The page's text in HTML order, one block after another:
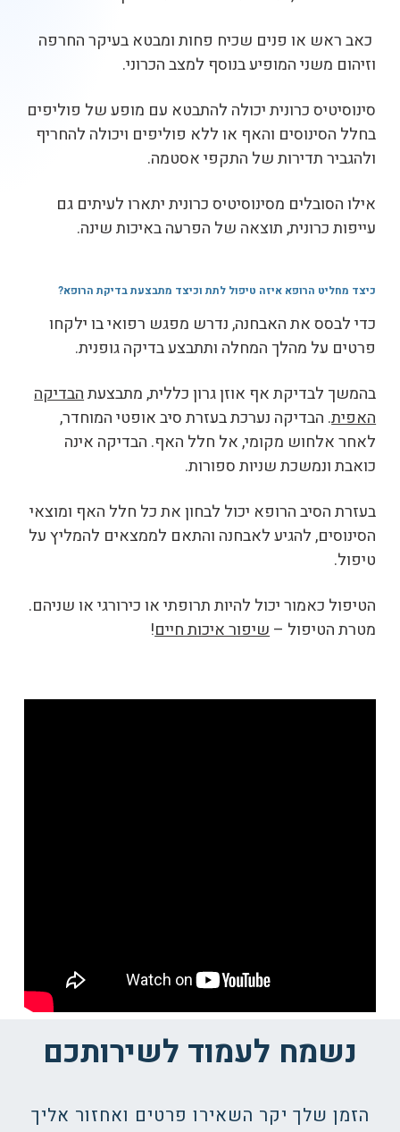
כאב ראש או פנים שכיח פחות ומבטא בעיקר החרפה
וזיהום משני המופיע בנוסף למצב הכרוני.
סינוסיטיס כרונית יכולה להתבטא עם מופע של פוליפים
בחלל הסינוסים והאף או ללא פוליפים ויכולה להחריף
ולהגביר תדירות של התקפי אסטמה.
אילו הסובלים מסינוסיטיס כרונית יתארו לעיתים גם
עייפות כרונית, תוצאה של הפרעה באיכות שינה.
כיצד מחליט הרופא איזה טיפול לתת וכיצד מתבצעת בדיקת הרופא?
כדי לבסס את האבחנה, נדרש מפגש רפואי בו ילקחו
פרטים על מהלך המחלה ותתבצע בדיקה גופנית.
בהמשך לבדיקת אף אוזן גרון כללית, מתבצעתהבדיקה
האפית. הבדיקה נערכת בעזרת סיב אופטי המוחדר,
לאחר אלחוש מקומי, אל חלל האף. הבדיקה אינה
כואבת ונמשכת שניות ספורות.
בעזרת הסיב הרופא יכול לבחון את כל חלל האף ומוצאי
הסינוסים, להגיע לאבחנה והתאם לממצאים להמליץ על
טיפול.
הטיפול כאמור יכול להיות תרופתי או כירורגי או שניהם.
מטרת הטיפול –שיפור איכות חיים!
נשמח לעמוד לשירותכם
הזמן שלך יקר השאירו פרטים ואחזור אליך